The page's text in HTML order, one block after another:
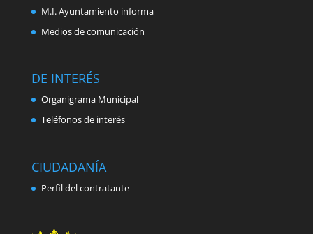
M.I. Ayuntamiento informa
Medios de comunicación
DE INTERÉS
Organigrama Municipal
Teléfonos de interés
CIUDADANÍA
Perfil del contratante